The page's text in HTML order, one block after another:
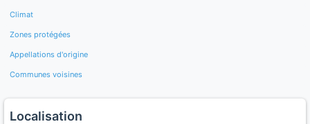
Climat
Zones protégées
Appellations d'origine
Communes voisines
Localisation